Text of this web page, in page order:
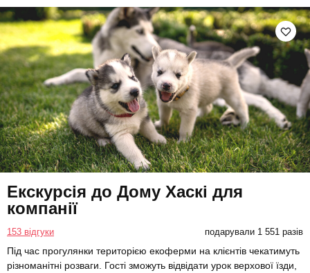
Екскурсія до Дому Хаскі для
компанії
153 відгуки подарували 1 551 разів
Під час прогулянки територією екоферми на клієнтів чекатимуть
різноманітні розваги. Гості зможуть відвідати урок верхової їзди,